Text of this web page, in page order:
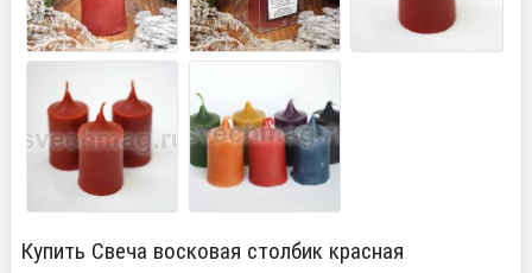
Купить Свеча восковая столбик красная